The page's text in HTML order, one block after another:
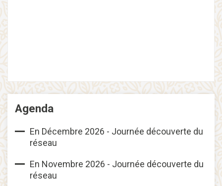
Agenda
En Décembre 2026 - Journée découverte du
réseau
En Novembre 2026 - Journée découverte du
réseau